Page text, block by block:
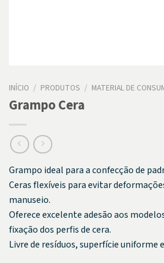
INÍCIO / PRODUTOS / MATERIAL DE
Grampo Cera
Grampo ideal para a confecção de
Ceras flexíveis para evitar
manuseio.
Oferece excelente adesão aos
fixação dos perfis de cera.
Livre de resíduos, superfície uniforme